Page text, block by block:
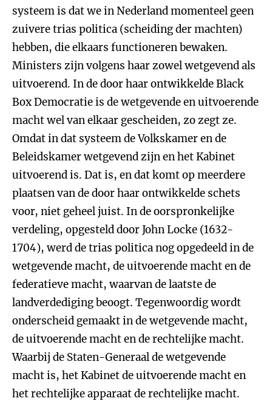
systeem is dat we in Nederland momenteel geen
zuivere trias politica (scheiding der machten)
hebben, die elkaars functioneren bewaken.
Ministers zijn volgens haar zowel wetgevend als
uitvoerend. In de door haar ontwikkelde Black
Box Democratie is de wetgevende en uitvoerende
macht wel van elkaar gescheiden, zo zegt ze.
Omdat in dat systeem de Volkskamer en de
Beleidskamer wetgevend zijn en het Kabinet
uitvoerend is. Dat is, en dat komt op meerdere
plaatsen van de door haar ontwikkelde schets
voor, niet geheel juist. In de oorspronkelijke
verdeling, opgesteld door John Locke (1632-
1704), werd de trias politica nog opgedeeld in de
wetgevende macht, de uitvoerende macht en de
federatieve macht, waarvan de laatste de
landverdediging beoogt. Tegenwoordig wordt
onderscheid gemaakt in de wetgevende macht,
de uitvoerende macht en de rechtelijke macht.
Waarbij de Staten-Generaal de wetgevende
macht is, het Kabinet de uitvoerende macht en
het rechtelijke apparaat de rechtelijke macht.